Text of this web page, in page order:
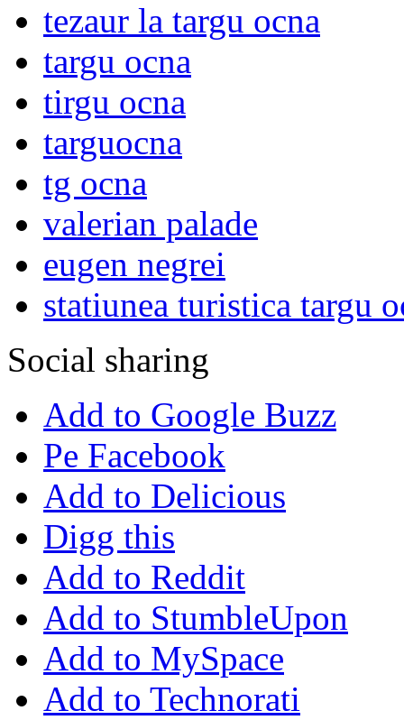
tezaur la targu ocna
targu ocna
tirgu ocna
targuocna
tg ocna
valerian palade
eugen negrei
statiunea turistica targu
Social sharing
Add to Google Buzz
Pe Facebook
Add to Delicious
Digg this
Add to Reddit
Add to StumbleUpon
Add to MySpace
Add to Technorati